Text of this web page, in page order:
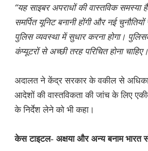
“यह साइबर अपराधों की वास्तविक
समर्पित यूनिट बनानी होंगी और नई
पुलिस व्यवस्था में सुधार करना होगा।
कंप्यूटरों से अच्छी तरह परिचित होना
अदालत ने केंद्र सरकार के वकील से
आदेशों की वास्तविकता की जांच के लिए
के निर्देश लेने को भी कहा।
केस टाइटल- अक्षया और अन्य बनाम